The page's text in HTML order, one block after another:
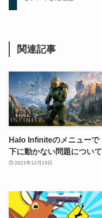
関連記事
Halo Infiniteのメニューで
下に動かない問題について
2021年12月15日